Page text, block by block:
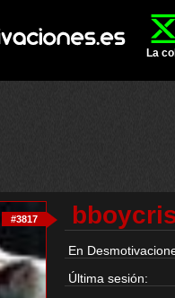
La
#3817
En
Última sesión: